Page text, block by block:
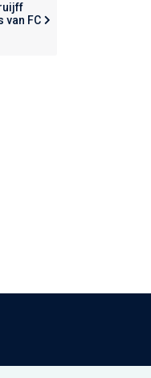
van FC